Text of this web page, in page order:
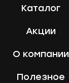
Каталог
Акции
О компании
Полезное